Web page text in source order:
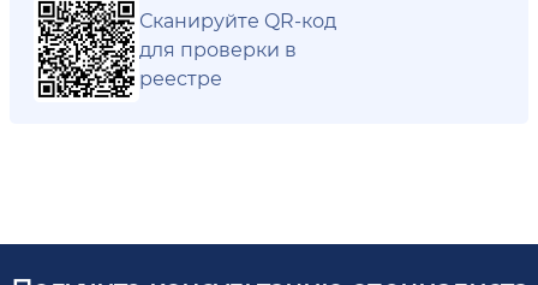
Сканируйте QR-код
для проверки в
реестре